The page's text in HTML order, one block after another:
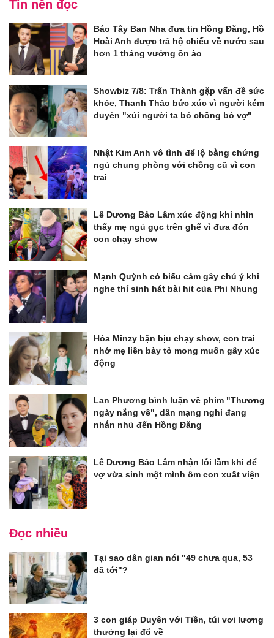
Tin nên đọc
Báo Tây Ban Nha đưa tin Hồng Đăng, Hồ
Hoài Anh được trả hộ chiếu về nước sau
hơn 1 tháng vướng ồn ào
Showbiz 7/8: Trấn Thành gặp vấn đề sức
khỏe, Thanh Thảo bức xúc vì người kém
duyên "xúi người ta bỏ chồng bỏ vợ"
Nhật Kim Anh vô tình để lộ bằng chứng
ngủ chung phòng với chồng cũ vì con
trai
Lê Dương Bảo Lâm xúc động khi nhìn
thấy mẹ ngủ gục trên ghế vì đưa đón
con chạy show
Mạnh Quỳnh có biểu cảm gây chú ý khi
nghe thí sinh hát bài hit của Phi Nhung
Hòa Minzy bận bịu chạy show, con trai
nhớ mẹ liền bày tỏ mong muốn gây xúc
động
Lan Phương bình luận về phim "Thương
ngày nắng về", dân mạng nghi đang
nhắn nhủ đến Hồng Đăng
Lê Dương Bảo Lâm nhận lỗi lầm khi để
vợ vừa sinh một mình ôm con xuất viện
Đọc nhiều
Tại sao dân gian nói "49 chưa qua, 53
đã tới"?
3 con giáp Duyên với Tiền, túi vơi lương
thưởng lại đổ về